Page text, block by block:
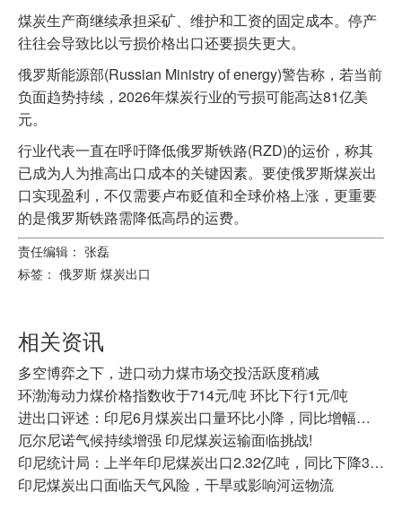
煤炭生产商继续承担采矿、维护和工资的固定成本。停产
往往会导致比以亏损价格出口还要损失更大。
俄罗斯能源部(Russian Ministry of energy)警告称，若当前
负面趋势持续，2026年煤炭行业的亏损可能高达81亿美
元。
行业代表一直在呼吁降低俄罗斯铁路(RZD)的运价，称其
已成为人为推高出口成本的关键因素。要使俄罗斯煤炭出
口实现盈利，不仅需要卢布贬值和全球价格上涨，更重要
的是俄罗斯铁路需降低高昂的运费。
责任编辑： 张磊
标签： 俄罗斯 煤炭出口
相关资讯
多空博弈之下，进口动力煤市场交投活跃度稍减
环渤海动力煤价格指数收于714元/吨 环比下行1元/吨
进出口评述：印尼6月煤炭出口量环比小降，同比增幅显著
厄尔尼诺气候持续增强 印尼煤炭运输面临挑战!
印尼统计局：上半年印尼煤炭出口2.32亿吨，同比下降3.2%
印尼煤炭出口面临天气风险，干旱或影响河运物流